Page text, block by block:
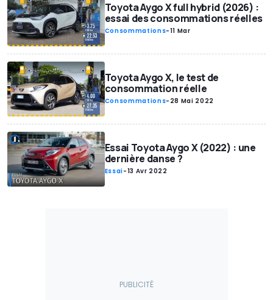
Toyota Aygo X full hybrid (2026) :
essai des consommations réelles
Consommations-11 Mar
Toyota Aygo X, le test de
consommation réelle
Consommations- 28 Mai 2022
Essai Toyota Aygo X (2022) : une
dernière danse ?
Essai-13 Avr 2022